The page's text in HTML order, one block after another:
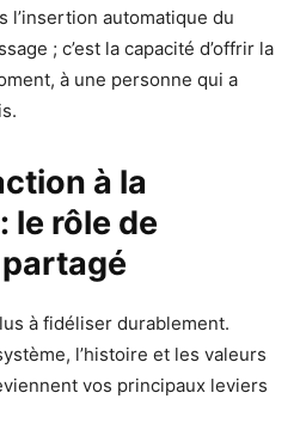
l’insertion automatique du
; c’est la capacité d’offrir la
à une personne qui a
à la
le rôle de
partagé
à fidéliser durablement.
l’histoire et les valeurs
vos principaux leviers